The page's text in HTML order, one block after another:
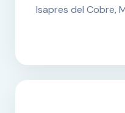
Isapres del Cobre,